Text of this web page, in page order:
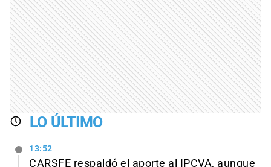
LO ÚLTIMO
13:52
CARSFE respaldó el aporte al IPCVA, aunque